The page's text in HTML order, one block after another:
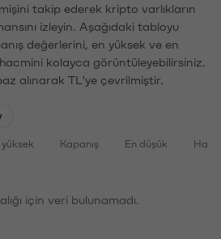
takip ederek kripto varlıkların
izleyin. Aşağıdaki tabloyu
değerlerini, en yüksek ve en
kolayca görüntüleyebilirsiniz.
alınarak TL'ye çevrilmiştir.
yüksek Kapanış En düşük
için veri bulunamadı.